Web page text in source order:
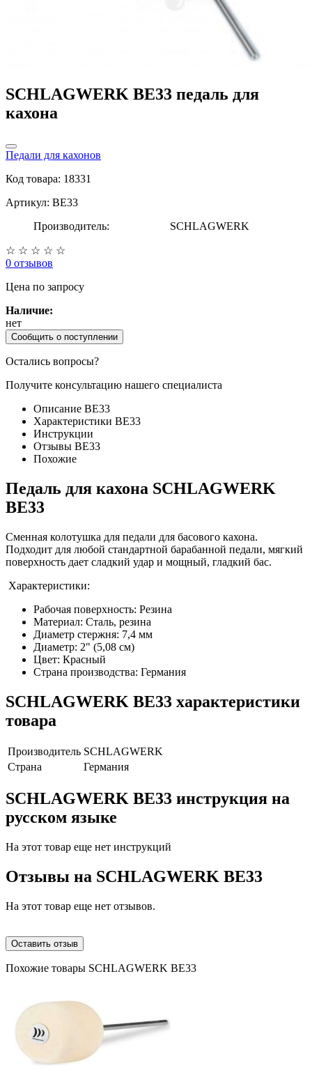
SCHLAGWERK BE33 педаль для
кахона
Педали для кахонов
Код товара: 18331
Артикул: BE33
Производитель:
SCHLAGWERK
☆ ☆ ☆ ☆ ☆
0 отзывов
Цена по запросу
Наличие:
нет
Сообщить о поступлении
Остались вопросы?
Получите консультацию нашего специалиста
Описание BE33
Характеристики BE33
Инструкции
Отзывы BE33
Похожие
Педаль для кахона SCHLAGWERK
BE33
Сменная колотушка для педали для басового кахона.
Подходит для любой стандартной барабанной педали, мягкий
поверхность дает сладкий удар и мощный, гладкий бас.
Характеристики:
Рабочая поверхность: Резина
Материал: Сталь, резина
Диаметр стержня: 7,4 мм
Диаметр: 2" (5,08 cм)
Цвет: Красный
Страна производства: Германия
SCHLAGWERK BE33 характеристики
товара
Производитель SCHLAGWERK
Страна
Германия
SCHLAGWERK BE33 инструкция на
русском языке
На этот товар еще нет инструкций
Отзывы на SCHLAGWERK BE33
На этот товар еще нет отзывов.
Оставить отзыв
Похожие товары SCHLAGWERK BE33